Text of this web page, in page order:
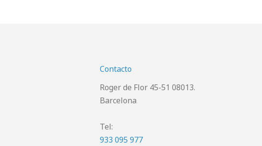
Contacto
Roger de Flor 45-51 08013.
Barcelona
Tel:
933 095 977